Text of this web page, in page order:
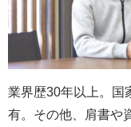
業界歴30年以上。国
有。その他、肩書や